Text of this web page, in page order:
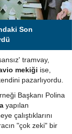
Son
tramvay,
mekiği ise,
pazarlıyordu.
Başkanı Polina
yapılan
çalıştıklarını
"çok zeki" bir